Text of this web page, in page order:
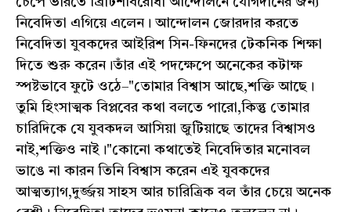
নিবেদিতা এগিয়ে এলেন। আন্দোলন জোরদার করতে
নিবেদিতা যুবকদের আইরিশ সিন-ফিনদের টেকনিক শিক্ষা
দিতে শুরু করেন।তাঁর এই পদক্ষেপে অনেকের কটাক্ষ
স্পষ্টভাবে ফুটে ওঠে–"তোমার বিশ্বাস আছে,শক্তি আছে।
তুমি হিংসাত্মক বিপ্লবের কথা বলতে পারো,কিন্তু তোমার
চারিদিকে যে যুবকদল আসিয়া জুটিয়াছে তাদের বিশ্বাসও
নাই,শক্তিও নাই।"কোনো কথাতেই নিবেদিতার মনোবল
ভাঙে না কারন তিনি বিশ্বাস করেন এই যুবকদের
আত্মত্যাগ,দুর্জ্জয় সাহস আর চারিত্রিক বল তাঁর চেয়ে অনেক